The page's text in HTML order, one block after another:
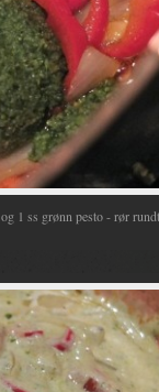
1 ss grønn pesto - rør rundt